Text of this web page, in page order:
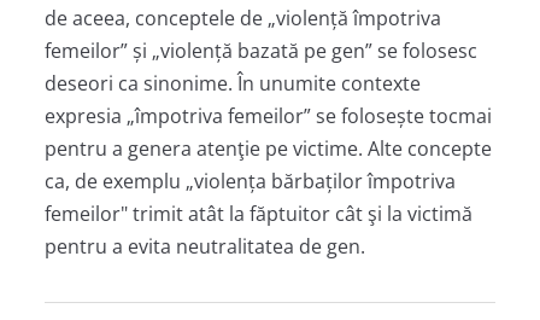
de aceea, conceptele de „violență împotriva
femeilor” și „violență bazată pe gen” se folosesc
deseori ca sinonime. În unumite contexte
expresia „împotriva femeilor” se folosește tocmai
pentru a genera atenţie pe victime. Alte concepte
ca, de exemplu „violența bărbaților împotriva
femeilor" trimit atât la făptuitor cât şi la victimă
pentru a evita neutralitatea de gen.